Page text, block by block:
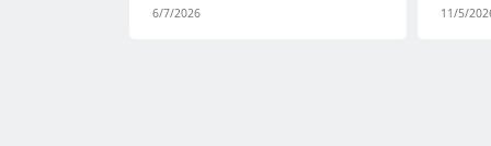
6/7/2026 11/5/